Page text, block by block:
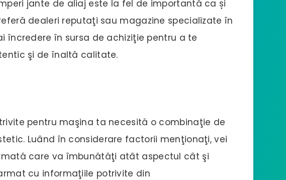
jante de aliaj este la fel de importantă ca și
dealeri reputaţi sau magazine specializate în
încredere în sursa de achiziţie pentru a te
şi de înaltă calitate.
pentru maşina ta necesită o combinaţie de
Luând în considerare factorii menţionaţi, vei
care va îmbunătăţi atât aspectul cât şi
cu informaţiile potrivite din